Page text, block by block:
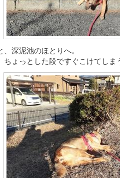
深泥池のほとりへ。
ょっとした段ですぐこけてしま